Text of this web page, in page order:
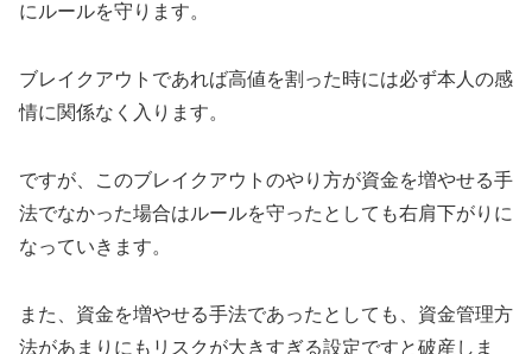
にルールを守ります。
ブレイクアウトであれば高値を割った時には必ず本人の感
情に関係なく入ります。
ですが、このブレイクアウトのやり方が資金を増やせる手
法でなかった場合はルールを守ったとしても右肩下がりに
なっていきます。
また、資金を増やせる手法であったとしても、資金管理方
法があまりにもリスクが大きすぎる設定ですと破産しま